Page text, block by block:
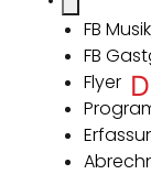
FB
FB
Flyer